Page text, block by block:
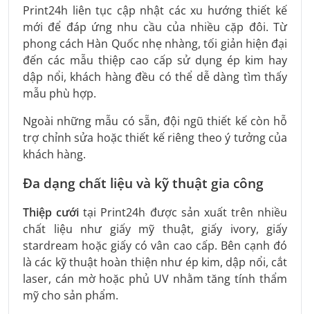
Print24h liên tục cập nhật các xu hướng thiết kế
mới để đáp ứng nhu cầu của nhiều cặp đôi. Từ
phong cách Hàn Quốc nhẹ nhàng, tối giản hiện đại
đến các mẫu thiệp cao cấp sử dụng ép kim hay
dập nổi, khách hàng đều có thể dễ dàng tìm thấy
mẫu phù hợp.
Ngoài những mẫu có sẵn, đội ngũ thiết kế còn hỗ
trợ chỉnh sửa hoặc thiết kế riêng theo ý tưởng của
khách hàng.
Đa dạng chất liệu và kỹ thuật gia công
Thiệp cưới tại Print24h được sản xuất trên nhiều
chất liệu như giấy mỹ thuật, giấy ivory, giấy
stardream hoặc giấy có vân cao cấp. Bên cạnh đó
là các kỹ thuật hoàn thiện như ép kim, dập nổi, cắt
laser, cán mờ hoặc phủ UV nhằm tăng tính thẩm
mỹ cho sản phẩm.